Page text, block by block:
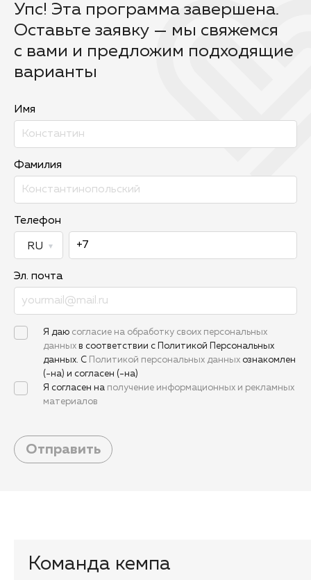
Упс! Эта программа завершена.
Оставьте заявку — мы свяжемся
с вами и предложим подходящие
варианты
Имя
Фамилия
Телефон
Эл. почта
Я даю согласие на обработку своих персональных
данных в соответствии с Политикой Персональных
данных. С
Политикой персональных данных ознакомлен
(-на) и согласен (-на)
Я согласен на получение информационных и рекламных
материалов
Отправить
Команда кемпа